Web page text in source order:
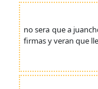
no sera que a
firmas y veran que